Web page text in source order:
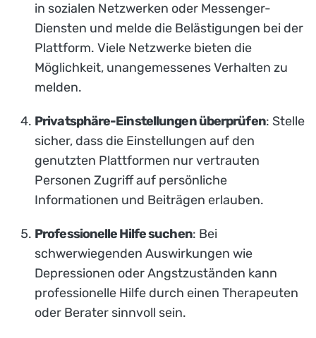
in sozialen Netzwerken oder Messenger-
Diensten und melde die Belästigungen bei der
Plattform. Viele Netzwerke bieten die
Möglichkeit, unangemessenes Verhalten zu
melden.
Privatsphäre-Einstellungen überprüfen: Stelle
sicher, dass die Einstellungen auf den
genutzten Plattformen nur vertrauten
Personen Zugriff auf persönliche
Informationen und Beiträgen erlauben.
Professionelle Hilfe suchen: Bei
schwerwiegenden Auswirkungen wie
Depressionen oder Angstzuständen kann
professionelle Hilfe durch einen Therapeuten
oder Berater sinnvoll sein.